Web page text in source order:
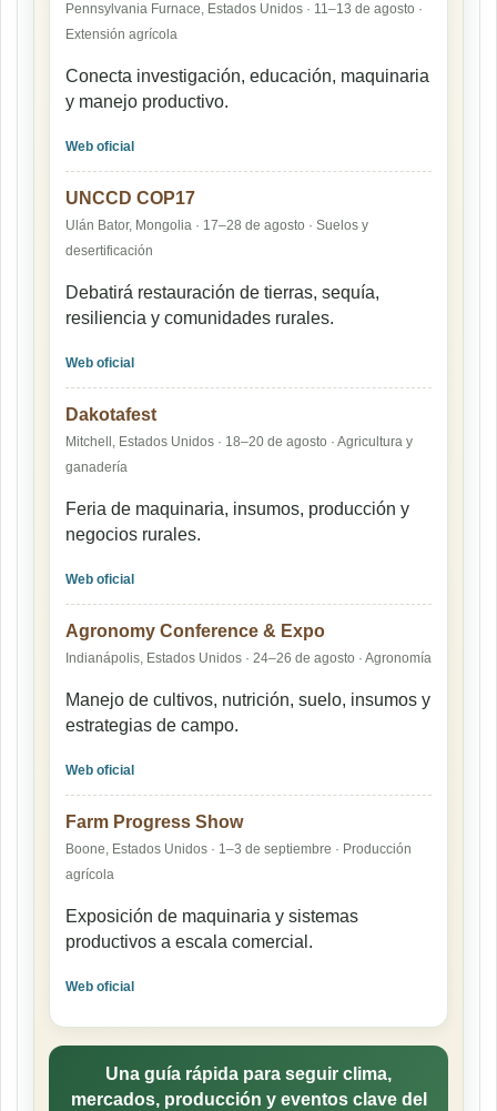
Pennsylvania Furnace, Estados Unidos · 11–13 de agosto ·
Extensión agrícola
Conecta investigación, educación, maquinaria
y manejo productivo.
Web oficial
UNCCD COP17
Ulán Bator, Mongolia · 17–28 de agosto · Suelos y
desertificación
Debatirá restauración de tierras, sequía,
resiliencia y comunidades rurales.
Web oficial
Dakotafest
Mitchell, Estados Unidos · 18–20 de agosto · Agricultura y
ganadería
Feria de maquinaria, insumos, producción y
negocios rurales.
Web oficial
Agronomy Conference & Expo
Indianápolis, Estados Unidos · 24–26 de agosto · Agronomía
Manejo de cultivos, nutrición, suelo, insumos y
estrategias de campo.
Web oficial
Farm Progress Show
Boone, Estados Unidos · 1–3 de septiembre · Producción
agrícola
Exposición de maquinaria y sistemas
productivos a escala comercial.
Web oficial
Una guía rápida para seguir clima,
mercados, producción y eventos clave del